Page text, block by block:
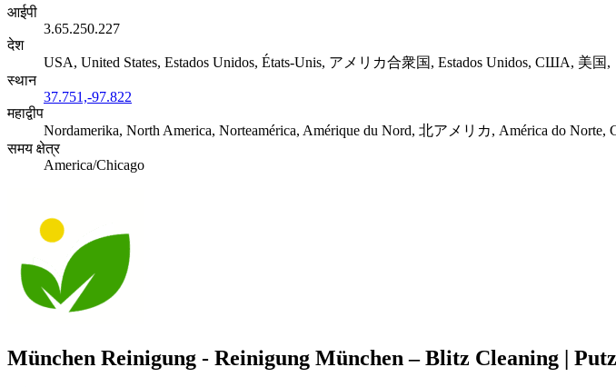
आईपी
3.65.250.227
देश
USA, United States, Estados Unidos, États-Unis, アメリカ合衆国, Estados Unidos, США, 美国,
स्थान
37.751,-97.822
महाद्वीप
Nordamerika, North America, Norteamérica, Amérique du Nord, 北アメリカ, América do Norte,
समय क्षेत्र
America/Chicago
München Reinigung - Reinigung München – Blitz Cleaning |